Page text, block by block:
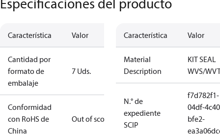
Característica Valor
Cantidad por
formato de
embalaje
7 Uds.
Conformidad
con RoHS de
China
Out of scope
Característica Valor
Material
Description
KIT SEAL
WVS/
N.° de
expediente
SCIP
f7d782f1-
04df-
bfe2-